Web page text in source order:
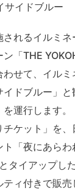
サイドブルー
れるイルミ
ン「THE
せて、イル
イドブルー」
運行します。
ケット」を、
「夜にあら
タイアップし
ィ付きで販売